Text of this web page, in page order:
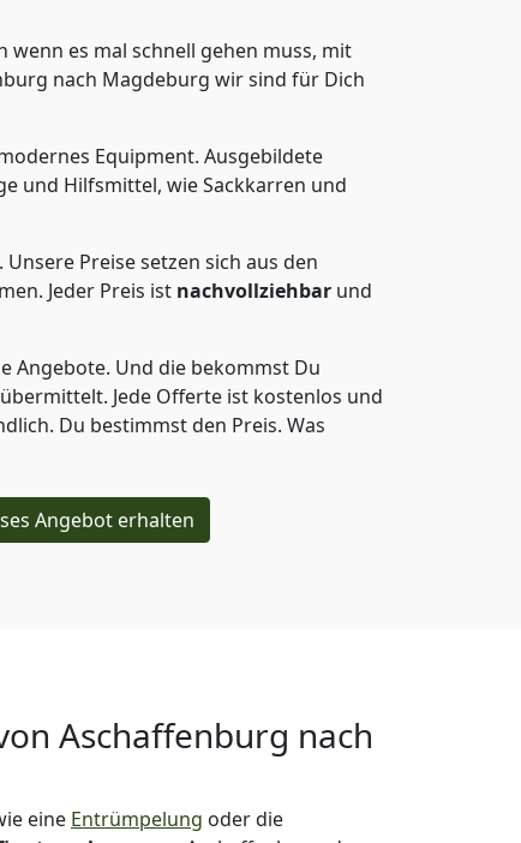
wenn es mal schnell gehen muss, mit
nach Magdeburg wir sind für Dich
Equipment. Ausgebildete
und Hilfsmittel, wie Sackkarren und
Unsere Preise setzen sich aus den
Jeder Preis ist nachvollziehbar und
Angebote. Und die bekommst Du
übermittelt. Jede Offerte ist kostenlos und
Du bestimmst den Preis. Was
Angebot erhalten
Aschaffenburg nach
eine Entrümpelung oder die